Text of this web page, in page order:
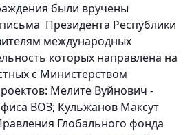
были вручены
Президента Республики
международных
которых направлена на
с Министерством
Мелите Вуйнович -
ВОЗ; Кульжанов Максут
Глобального фонда